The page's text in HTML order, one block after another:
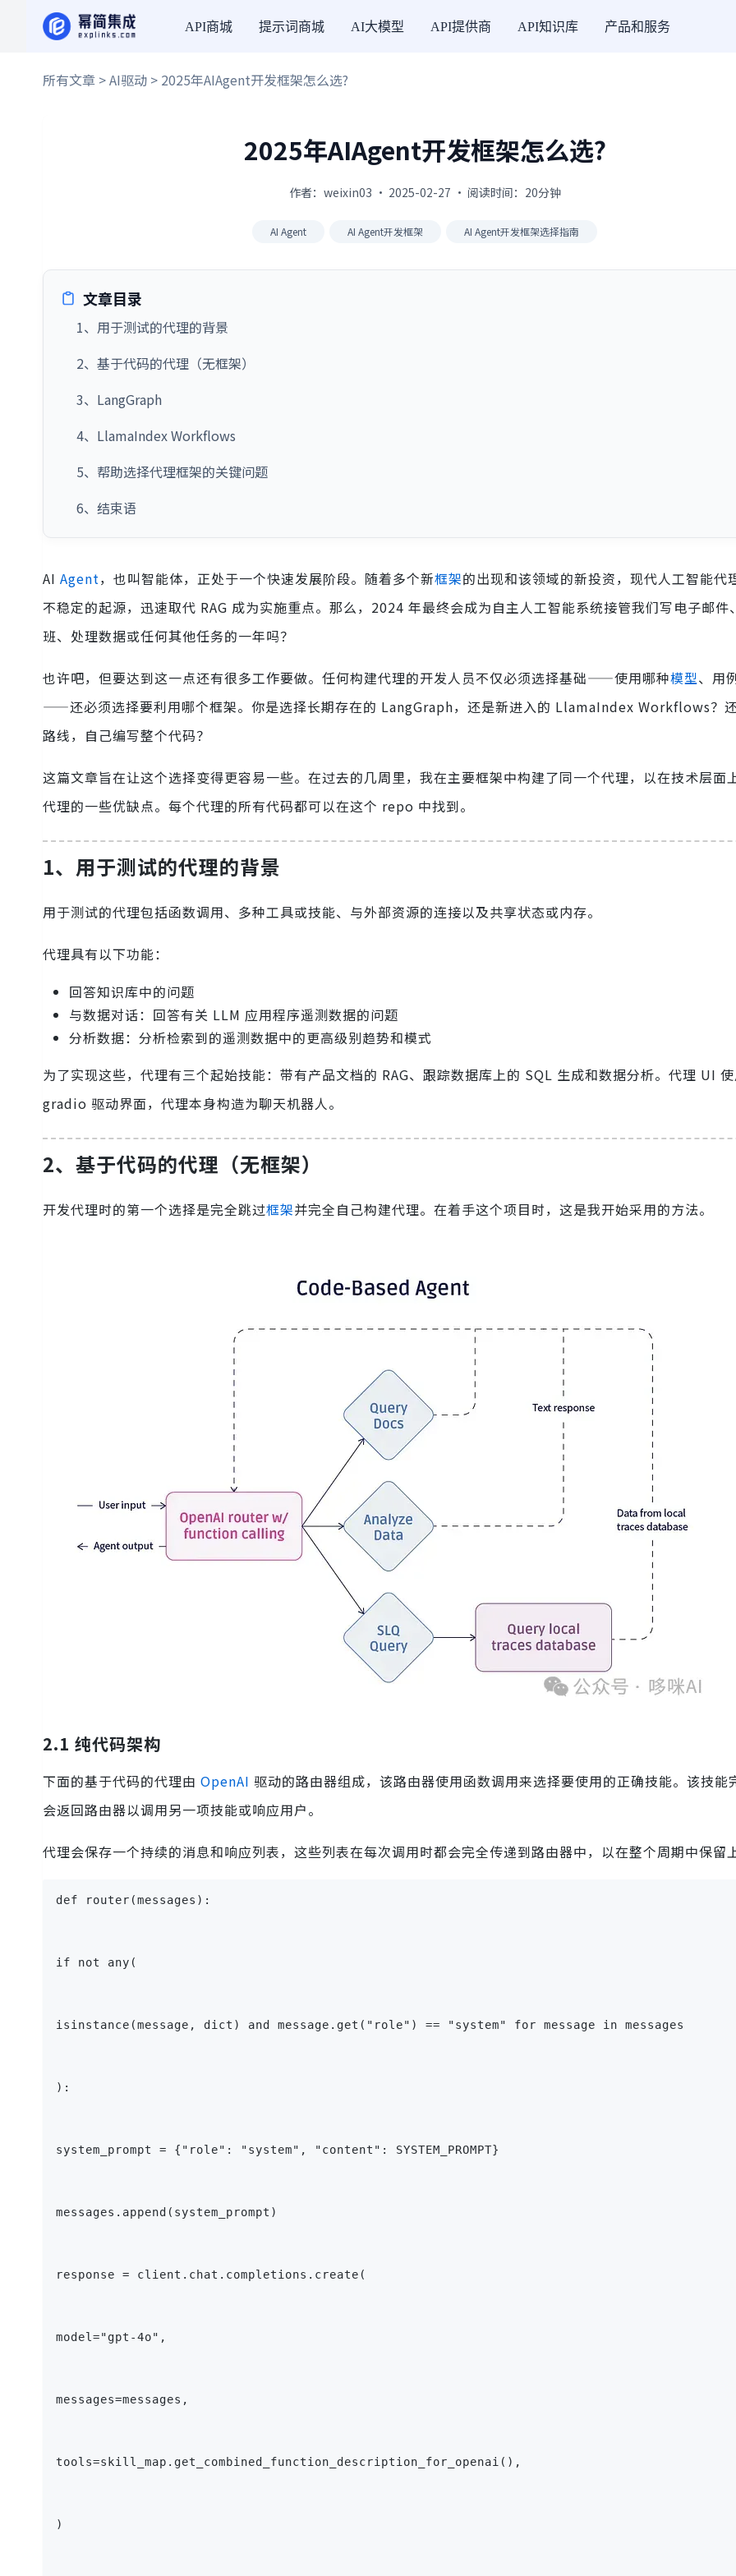
API商城 提示词商城 AI大模型 API提供商 API知识库 产品和服务
所有文章 >AI驱动 > 2025年AIAgent开发框架怎么选?
2025年AIAgent开发框架怎么选?
作者：weixin03 · 2025-02-27 · 阅读时间：20分钟
AI Agent AI Agent开发框架 AI Agent开发框架选择指南
文章目录
1、用于测试的代理的背景
2、基于代码的代理（无框架）
3、LangGraph
4、LlamaIndex Workflows
5、帮助选择代理框架的关键问题
6、结束语
AI Agent，也叫智能体，正处于一个快速发展阶段。随着多个新框架的出现和该领域的新投资，现代人工智能代
不稳定的起源，迅速取代 RAG 成为实施重点。那么，2024 年最终会成为自主人工智能系统接管我们写电子邮件
班、处理数据或任何其他任务的一年吗？
也许吧，但要达到这一点还有很多工作要做。任何构建代理的开发人员不仅必须选择基础——使用哪种模型、用
——还必须选择要利用哪个框架。你是选择长期存在的 LangGraph，还是新进入的 LlamaIndex Workflows？
路线，自己编写整个代码？
这篇文章旨在让这个选择变得更容易一些。在过去的几周里，我在主要框架中构建了同一个代理，以在技术层面
代理的一些优缺点。每个代理的所有代码都可以在这个 repo 中找到。
1、用于测试的代理的背景
用于测试的代理包括函数调用、多种工具或技能、与外部资源的连接以及共享状态或内存。
代理具有以下功能：
回答知识库中的问题
与数据对话：回答有关 LLM 应用程序遥测数据的问题
分析数据：分析检索到的遥测数据中的更高级别趋势和模式
为了实现这些，代理有三个起始技能：带有产品文档的 RAG、跟踪数据库上的 SQL 生成和数据分析。代理 UI
gradio 驱动界面，代理本身构造为聊天机器人。
2、基于代码的代理（无框架）
开发代理时的第一个选择是完全跳过框架并完全自己构建代理。在着手这个项目时，这是我开始采用的方法。
2.1 纯代码架构
下面的基于代码的代理由 OpenAI 驱动的路由器组成，该路由器使用函数调用来选择要使用的正确技能。该技能
会返回路由器以调用另一项技能或响应用户。
代理会保存一个持续的消息和响应列表，这些列表在每次调用时都会完全传递到路由器中，以在整个周期中保留
def router(messages):
if not any(
isinstance(message, dict) and message.get("role") == "system" for message in messages
):
system_prompt = {"role": "system", "content": SYSTEM_PROMPT}
messages.append(system_prompt)
response = client.chat.completions.create(
model="gpt-4o",
messages=messages,
tools=skill_map.get_combined_function_description_for_openai(),
)